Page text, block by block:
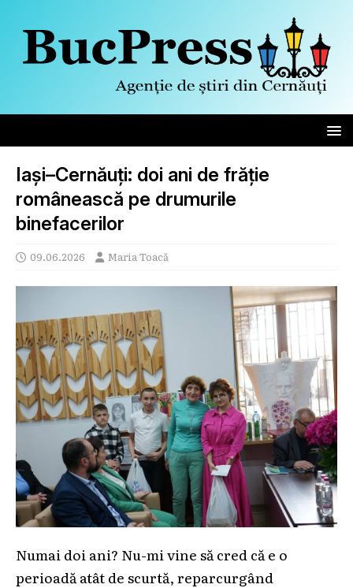
Iași–Cernăuți: doi ani de frăție
românească pe drumurile
binefacerilor
09.06.2026 Maria Toacă
Numai doi ani? Nu-mi vine să cred că e o
perioadă atât de scurtă, reparcurgând